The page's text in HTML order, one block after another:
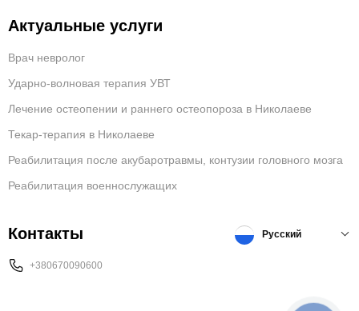
Актуальные услуги
Врач невролог
Ударно-волновая терапия УВТ
Лечение остеопении и раннего остеопороза в Николаеве
Текар-терапия в Николаеве
Реабилитация после акубаротравмы, контузии головного мозга
Реабилитация военнослужащих
Контакты
+380670090600
Русский